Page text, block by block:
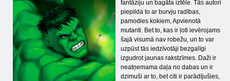
fantāziju un bagāta iztēle. Tās autori
piepilda to ar burvju radības,
pamodies kokiem, Apvienotā
mutanti. Bet to, kas ir ļoti ievērojams
šajā visumā nav robežu, un to var
uzpūst tās iedzīvotāji bezgalīgi
izgudrot jaunas rakstzīmes. Daži ir
neatņemama daļa no dabas un ir
dzimuši ar to, bet citi ir parādījušies,